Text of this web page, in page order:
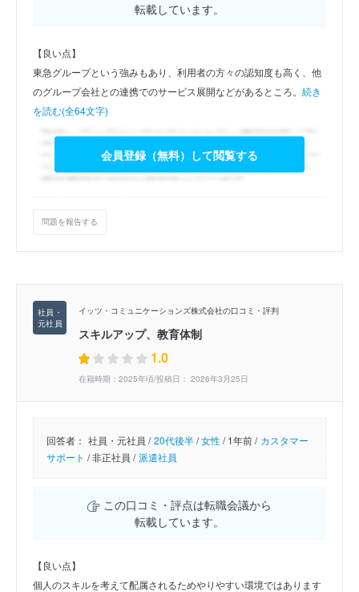
転載しています。
【良い点】
東急グループという強みもあり、利用者の方々の認知度も高く、他
のグループ会社との連携でのサービス展開などがあるところ。 続き
を読む(全64文字)
会員登録（無料）して閲覧する
問題を報告する
イッツ・コミュニケーションズ株式会社の口コミ・評判
スキルアップ、教育体制
1.0
在籍時期：2025年頃/投稿日： 2026年3月25日
回答者： 社員・元社員 / 20代後半/女性/1年前 / カスタマー
サポート /非正社員 / 派遣社員
この口コミ・評点は転職会議から
転載しています。
【良い点】
個人のスキルを考えて配属されるためやりやすい環境ではあります